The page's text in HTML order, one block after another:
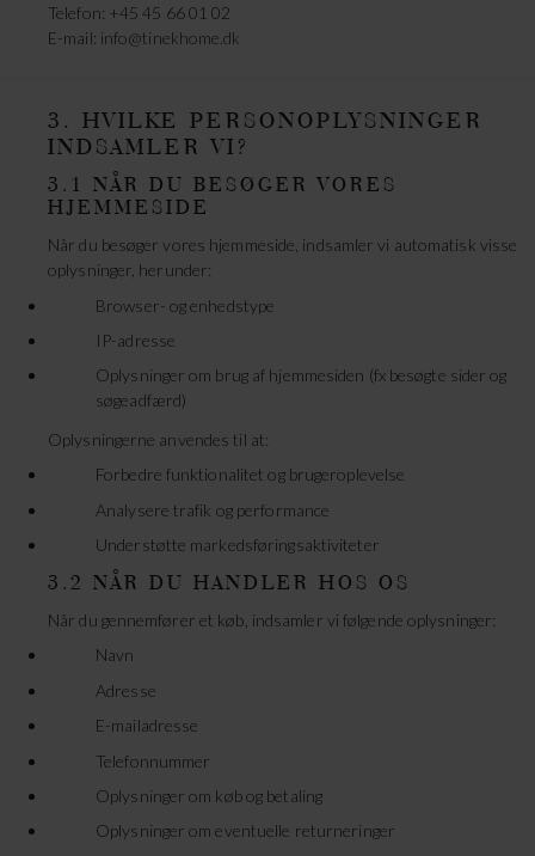
Telefon: +45 45 66 01 02
E-mail: info@tinekhome.dk
3. HVILKE PERSONOPLYSNINGER
INDSAMLER VI?
3.1 NÅR DU BESØGER VORES
HJEMMESIDE
Når du besøger vores hjemmeside, indsamler vi automatisk visse
oplysninger, herunder:
Browser- og enhedstype
IP-adresse
Oplysninger om brug af hjemmesiden (fx besøgte sider og
søgeadfærd)
Oplysningerne anvendes til at:
Forbedre funktionalitet og brugeroplevelse
Analysere trafik og performance
Understøtte markedsføringsaktiviteter
3.2 NÅR DU HANDLER HOS OS
Når du gennemfører et køb, indsamler vi følgende oplysninger:
Navn
Adresse
E-mailadresse
Telefonnummer
Oplysninger om køb og betaling
Oplysninger om eventuelle returneringer